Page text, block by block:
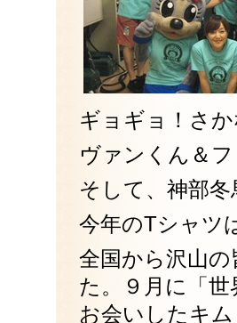
ギョギョ！さ
ヴァンくん＆
そして、神部
今年のTシャツ
全国から沢山
た。９月に「
お会いしたキ